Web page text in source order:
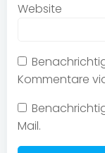
Website
Kommentare
Mail.